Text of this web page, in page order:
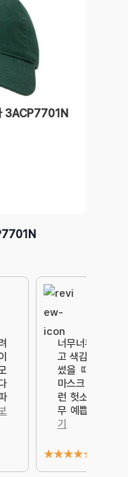
3ACP7701N
너무너무너무
고 색감도 색감
썼을 때 너무
마스크 쓰면 나
런 헛소리가 나
무 예쁩니다ㅋ
기
★★★★★